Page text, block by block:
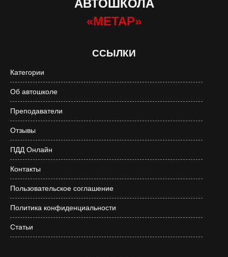
АВТОШКОЛА
«МЕТАР»
ССЫЛКИ
Категории
Об автошколе
Преподаватели
Отзывы
ПДД Онлайн
Контакты
Пользовательское соглашение
Политика конфиденциальности
Статьи